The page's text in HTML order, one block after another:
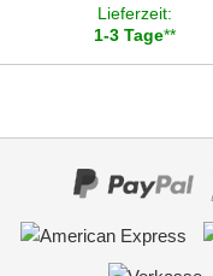
Lieferzeit:
1-3 Tage**